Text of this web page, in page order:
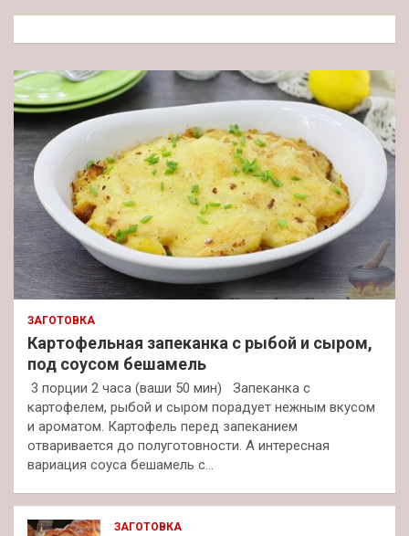
к
ЗАГОТОВКА
Картофельная запеканка с рыбой и сыром,
под соусом бешамель
3 порции 2 часа (ваши 50 мин) Запеканка с
картофелем, рыбой и сыром порадует нежным вкусом
и ароматом. Картофель перед запеканием
отваривается до полуготовности. А интересная
вариация соуса бешамель с…
ЗАГОТОВКА